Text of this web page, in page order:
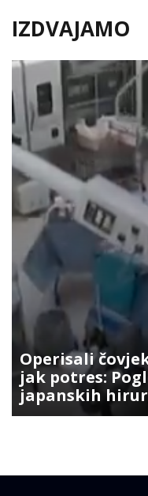
IZDVAJAMO
Operisali
jak potres:
japanskih